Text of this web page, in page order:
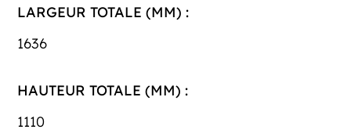
LARGEUR TOTALE (MM) :
1636
HAUTEUR TOTALE (MM) :
1110